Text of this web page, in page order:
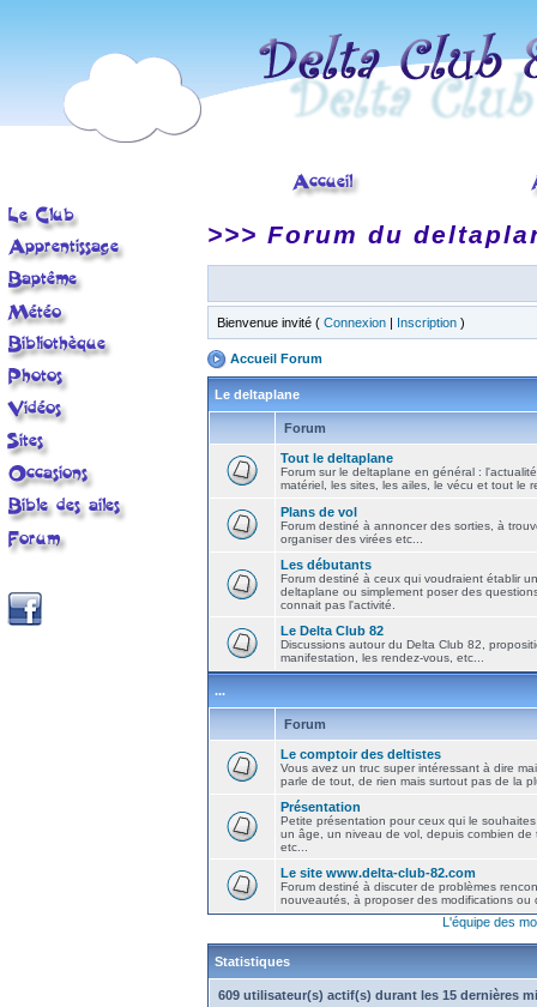
>>> Forum du
Bienvenue invité ( Connexion | Inscription )
Accueil Forum
Le deltaplane
Forum
Tout le deltaplane
Forum sur le deltaplane en général :
matériel, les sites, les ailes, le vécu et tout le
Plans de vol
Forum destiné à annoncer des sorties, à
organiser des virées etc...
Les débutants
Forum destiné à ceux qui voudraient établir
deltaplane ou simplement poser des
connait pas l'activité.
Le Delta Club 82
Discussions autour du Delta Club 82,
manifestation, les rendez-vous, etc...
...
Forum
Le comptoir des deltistes
Vous avez un truc super intéressant à dire
parle de tout, de rien mais surtout pas de la
Présentation
Petite présentation pour ceux qui le
un âge, un niveau de vol, depuis combien de
etc...
Le site www.delta-club-82.com
Forum destiné à discuter de problèmes
nouveautés, à proposer des modifications ou
L'équipe des
Statistiques
609 utilisateur(s) actif(s) durant les 15 dernières